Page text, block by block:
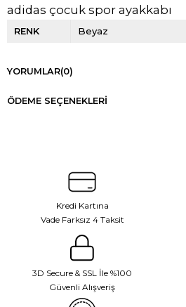
adidas çocuk spor ayakkabı
RENK Beyaz
YORUMLAR(0)
ÖDEME SEÇENEKLERI
Kredi Kartına
Vade Farksız 4 Taksit
3D Secure & SSL İle %100
Güvenli Alışveriş